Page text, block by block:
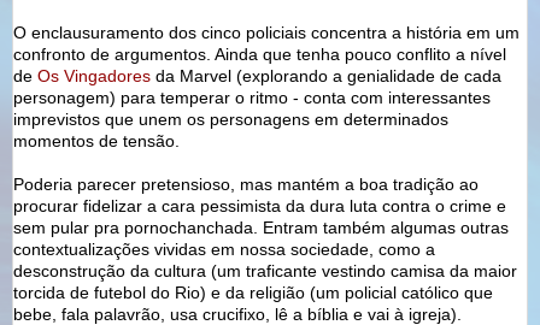
O enclausuramento dos cinco policiais concentra a história em um
confronto de argumentos. Ainda que tenha pouco conflito a nível
de Os Vingadores da Marvel (explorando a genialidade de cada
personagem) para temperar o ritmo - conta com interessantes
imprevistos que unem os personagens em determinados
momentos de tensão.
Poderia parecer pretensioso, mas mantém a boa tradição ao
procurar fidelizar a cara pessimista da dura luta contra o crime e
sem pular pra pornochanchada. Entram também algumas outras
contextualizações vividas em nossa sociedade, como a
desconstrução da cultura (um traficante vestindo camisa da maior
torcida de futebol do Rio) e da religião (um policial católico que
bebe, fala palavrão, usa crucifixo, lê a bíblia e vai à igreja).